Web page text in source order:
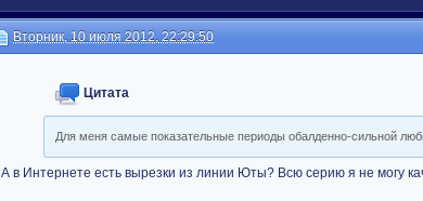
Вторник, 10 июля 2012, 22:29:50
Цитата
Для меня самые показательные периоды обалденно-сильной
А в Интернете есть вырезки из линии Юты? Всю серию я не могу